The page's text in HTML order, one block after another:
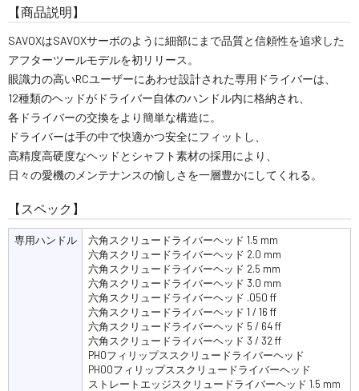
コーポレートサイト
SEKIDO 会社概要
【商品説明】
SAVOXはSAVOXサーボのように細部にまで品質と信頼性を追求した
アフターツールモデルを初リリース。
眼識力の高いRCユーザーにあわせ設計された専用ドライバーは、
12種類のヘッドがドライバー自体のハンドル内に格納され、
各ドライバーの交換をより簡単な構造に。
ドライバーは手の中で快適かつ安全にフィットし、
高精度高硬度なヘッドとシャフト素材の採用により、
日々の愛機のメンテナンスの愉しさを一層豊かにしてくれる。
【スペック】
専用ハンドル
六角スクリュードライバーヘッド 1.5 mm
六角スクリュードライバーヘッド 2.0 mm
六角スクリュードライバーヘッド 2.5 mm
六角スクリュードライバーヘッド 3.0 mm
六角スクリュードライバーヘッド .050 ff
六角スクリュードライバーヘッド 1 / 16 ff
六角スクリュードライバーヘッド 5 / 64 ff
六角スクリュードライバーヘッド 3 / 32 ff
PH0フィリップススクリュードライバーヘッド
PH00フィリップススクリュードライバーヘッド
ストレートエッジスクリュードライバーヘッド 1.5 mm